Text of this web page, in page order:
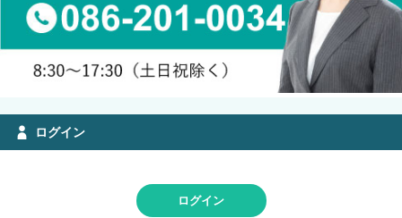
ログイン
ログイン